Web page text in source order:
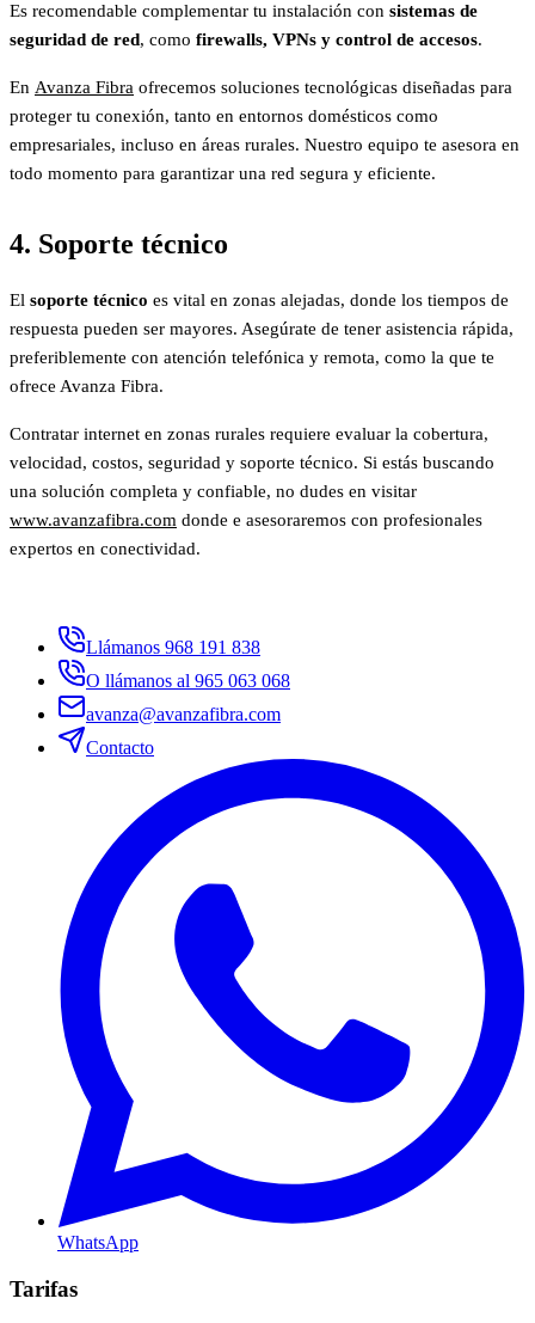
Es recomendable complementar tu instalación con sistemas de
seguridad de red, como firewalls, VPNs y control de accesos.
En Avanza Fibra ofrecemos soluciones tecnológicas diseñadas para
proteger tu conexión, tanto en entornos domésticos como
empresariales, incluso en áreas rurales. Nuestro equipo te asesora en
todo momento para garantizar una red segura y eficiente.
4. Soporte técnico
El soporte técnico es vital en zonas alejadas, donde los tiempos de
respuesta pueden ser mayores. Asegúrate de tener asistencia rápida,
preferiblemente con atención telefónica y remota, como la que te
ofrece Avanza Fibra.
Contratar internet en zonas rurales requiere evaluar la cobertura,
velocidad, costos, seguridad y soporte técnico. Si estás buscando
una solución completa y confiable, no dudes en visitar
www.avanzafibra.com donde e asesoraremos con profesionales
expertos en conectividad.
Llámanos 968 191 838
O llámanos al 965 063 068
avanza@avanzafibra.com
Contacto
WhatsApp
Tarifas